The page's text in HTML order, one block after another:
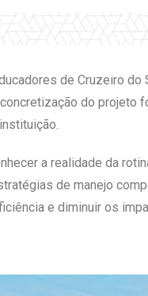
de Cruzeiro
concretização do
a realidade da
de manejo
e diminuir os